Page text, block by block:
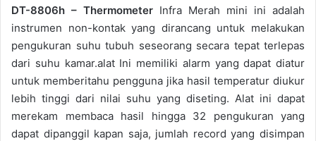
DT-8806h – Thermometer Infra Merah mini ini adalah
instrumen non-kontak yang dirancang untuk melakukan
pengukuran suhu tubuh seseorang secara tepat terlepas
dari suhu kamar.alat Ini memiliki alarm yang dapat diatur
untuk memberitahu pengguna jika hasil temperatur diukur
lebih tinggi dari nilai suhu yang diseting. Alat ini dapat
merekam membaca hasil hingga 32 pengukuran yang
dapat dipanggil kapan saja, jumlah record yang disimpan